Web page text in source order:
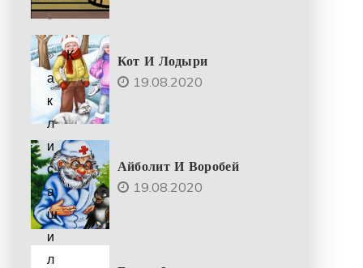
Кот И Лодыри
19.08.2020
Айболит И Воробей
19.08.2020
5
К
а
к
л
и
с
а
ш
и
л